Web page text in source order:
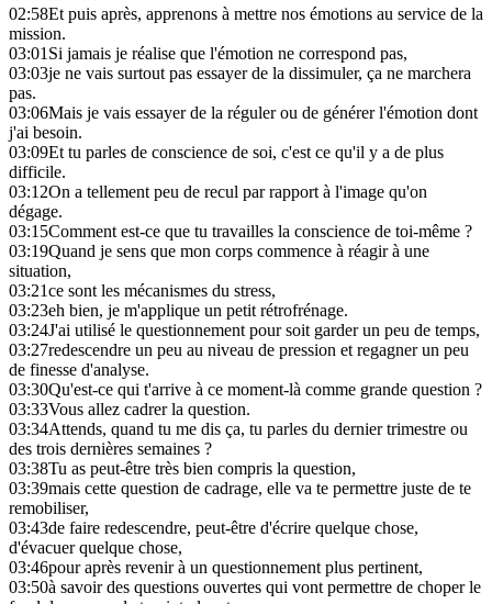
02:58Et puis après, apprenons à mettre nos émotions au service de la
mission.
03:01Si jamais je réalise que l'émotion ne correspond pas,
03:03je ne vais surtout pas essayer de la dissimuler, ça ne marchera
pas.
03:06Mais je vais essayer de la réguler ou de générer l'émotion dont
j'ai besoin.
03:09Et tu parles de conscience de soi, c'est ce qu'il y a de plus
difficile.
03:12On a tellement peu de recul par rapport à l'image qu'on
dégage.
03:15Comment est-ce que tu travailles la conscience de toi-même ?
03:19Quand je sens que mon corps commence à réagir à une
situation,
03:21ce sont les mécanismes du stress,
03:23eh bien, je m'applique un petit rétrofrénage.
03:24J'ai utilisé le questionnement pour soit garder un peu de temps,
03:27redescendre un peu au niveau de pression et regagner un peu
de finesse d'analyse.
03:30Qu'est-ce qui t'arrive à ce moment-là comme grande question ?
03:33Vous allez cadrer la question.
03:34Attends, quand tu me dis ça, tu parles du dernier trimestre ou
des trois dernières semaines ?
03:38Tu as peut-être très bien compris la question,
03:39mais cette question de cadrage, elle va te permettre juste de te
remobiliser,
03:43de faire redescendre, peut-être d'écrire quelque chose,
d'évacuer quelque chose,
03:46pour après revenir à un questionnement plus pertinent,
03:50à savoir des questions ouvertes qui vont permettre de choper le